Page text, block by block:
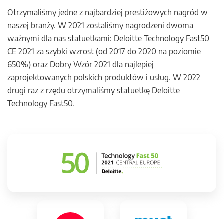
Otrzymaliśmy jedne z najbardziej prestiżowych nagród w
naszej branży. W 2021 zostaliśmy nagrodzeni dwoma
ważnymi dla nas statuetkami: Deloitte Technology Fast50
CE 2021 za szybki wzrost (od 2017 do 2020 na poziomie
650%) oraz Dobry Wzór 2021 dla najlepiej
zaprojektowanych polskich produktów i usług. W 2022
drugi raz z rzędu otrzymaliśmy statuetkę Deloitte
Technology Fast50.